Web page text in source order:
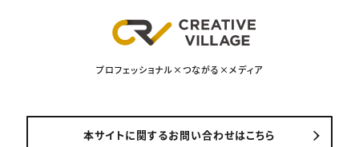
プロフェッショナル×つながる×メディア
本サイトに関するお問い合わせはこちら